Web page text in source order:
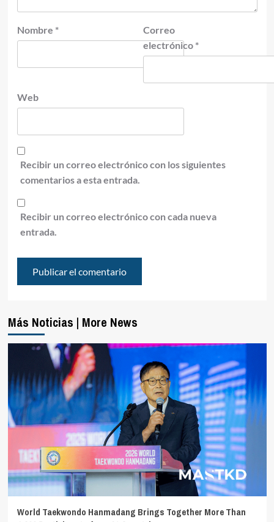
Nombre *
Correo
electrónico *
Web
Recibir un correo electrónico con los siguientes
comentarios a esta entrada.
Recibir un correo electrónico con cada nueva
entrada.
Más Noticias | More News
World Taekwondo Hanmadang Brings Together More Than